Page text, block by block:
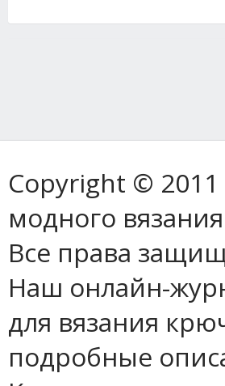
Copyright © 2011
модного
Все права
Наш онлайн-
для вязания
подробные